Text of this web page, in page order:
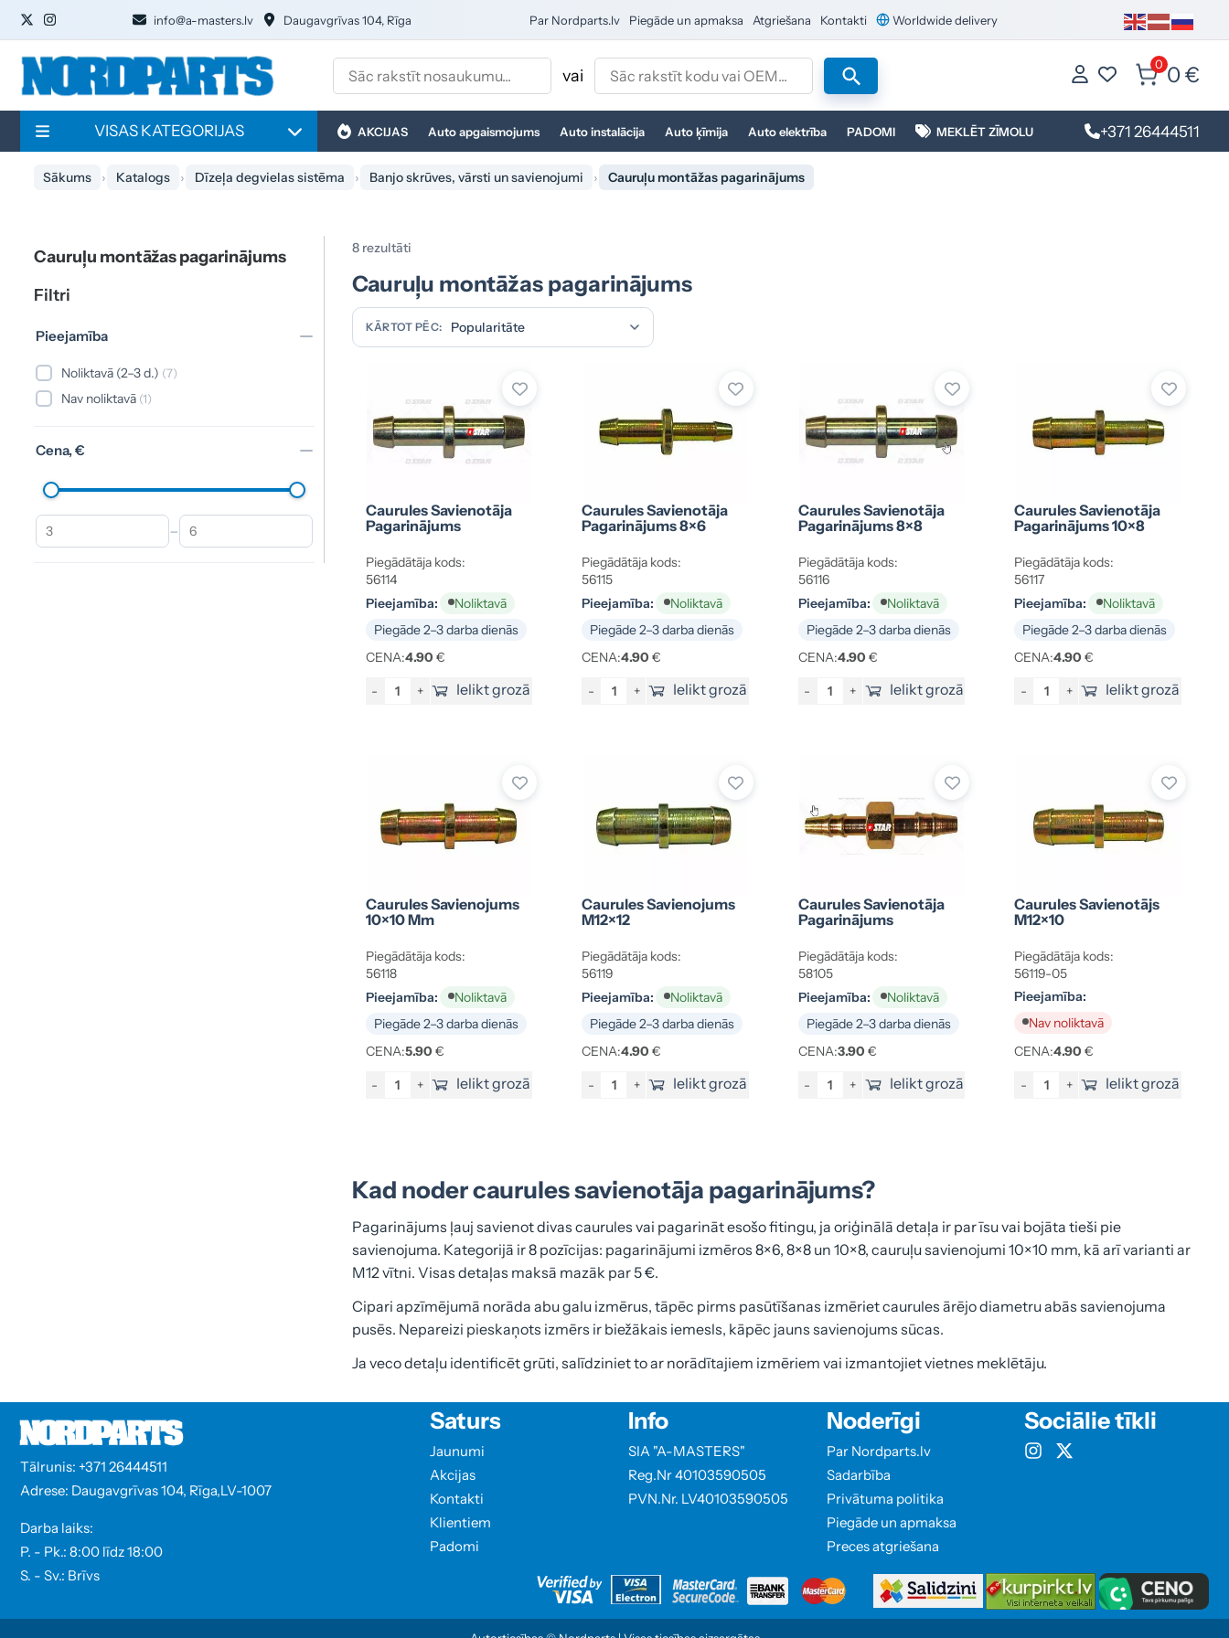
info@a-masters.lv Daugavgrīvas 104, Rīga Par Nordparts.lv Piegāde un apmaksa Atgriešana Kontakti Worldwide delivery
vai
0 0 €
VISAS KATEGORIJAS AKCIJAS Auto apgaismojums Auto instalācija Auto ķīmija Auto elektrība PADOMI MEKLĒT ZĪMOLU +371 26444511
Sākums Katalogs Dīzeļa degvielas sistēma Banjo skrūves, vārsti un savienojumi Cauruļu montāžas pagarinājums
Cauruļu montāžas pagarinājums
Filtri
Pieejamība
Noliktavā (2–3 d.) (7)
Nav noliktavā (1)
Cena, €
–
8 rezultāti
Cauruļu montāžas pagarinājums
KĀRTOT PĒC:
Caurules Savienotāja
Pagarinājums
Piegādātāja kods:
56114
Pieejamība:
Noliktavā
Piegāde 2–3 darba dienās
CENA:4.90 €
- + Ielikt grozā
Caurules Savienotāja
Pagarinājums 8×6
Piegādātāja kods:
56115
Pieejamība:
Noliktavā
Piegāde 2–3 darba dienās
CENA:4.90 €
- + Ielikt grozā
Caurules Savienotāja
Pagarinājums 8×8
Piegādātāja kods:
56116
Pieejamība:
Noliktavā
Piegāde 2–3 darba dienās
CENA:4.90 €
- + Ielikt grozā
Caurules Savienotāja
Pagarinājums 10×8
Piegādātāja kods:
56117
Pieejamība:
Noliktavā
Piegāde 2–3 darba dienās
CENA:4.90 €
- + Ielikt grozā
Caurules Savienojums
10×10 Mm
Piegādātāja kods:
56118
Pieejamība:
Noliktavā
Piegāde 2–3 darba dienās
CENA:5.90 €
- + Ielikt grozā
Caurules Savienojums
M12×12
Piegādātāja kods:
56119
Pieejamība:
Noliktavā
Piegāde 2–3 darba dienās
CENA:4.90 €
- + Ielikt grozā
Caurules Savienotāja
Pagarinājums
Piegādātāja kods:
58105
Pieejamība:
Noliktavā
Piegāde 2–3 darba dienās
CENA:3.90 €
- + Ielikt grozā
Caurules Savienotājs
M12×10
Piegādātāja kods:
56119-05
Pieejamība:
Nav noliktavā
CENA:4.90 €
- + Ielikt grozā
Kad noder caurules savienotāja pagarinājums?
Pagarinājums ļauj savienot divas caurules vai pagarināt esošo fitingu, ja oriģinālā detaļa ir par īsu vai bojāta tieši pie
savienojuma. Kategorijā ir 8 pozīcijas: pagarinājumi izmēros 8×6, 8×8 un 10×8, cauruļu savienojumi 10×10 mm, kā arī varianti ar
M12 vītni. Visas detaļas maksā mazāk par 5 €.
Cipari apzīmējumā norāda abu galu izmērus, tāpēc pirms pasūtīšanas izmēriet caurules ārējo diametru abās savienojuma
pusēs. Nepareizi pieskaņots izmērs ir biežākais iemesls, kāpēc jauns savienojums sūcas.
Ja veco detaļu identificēt grūti, salīdziniet to ar norādītajiem izmēriem vai izmantojiet vietnes meklētāju.
Tālrunis: +371 26444511
Adrese: Daugavgrīvas 104, Rīga,LV-1007
Darba laiks:
P. - Pk.: 8:00 līdz 18:00
S. - Sv.: Brīvs
Saturs
Jaunumi
Akcijas
Kontakti
Klientiem
Padomi
Info
SIA "A-MASTERS"
Reg.Nr 40103590505
PVN.Nr. LV40103590505
Noderīgi
Par Nordparts.lv
Sadarbība
Privātuma politika
Piegāde un apmaksa
Preces atgriešana
Sociālie tīkli